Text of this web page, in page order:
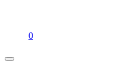
0